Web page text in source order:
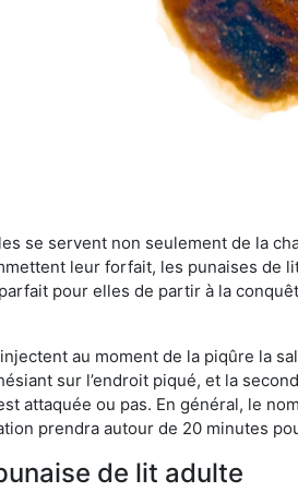
se servent non seulement de la
leur forfait, les punaises
pour elles de partir à la
au moment de la piqûre la
sur l’endroit piqué, et la
attaquée ou pas. En général, le
prendra autour de 20 minutes
de lit adulte